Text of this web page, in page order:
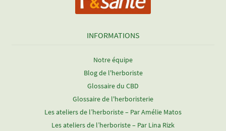
INFORMATIONS
Notre équipe
Blog de l'herboriste
Glossaire du CBD
Glossaire de l'herboristerie
Les ateliers de l’herboriste – Par Amélie Matos
Les ateliers de l’herboriste – Par Lina Rizk